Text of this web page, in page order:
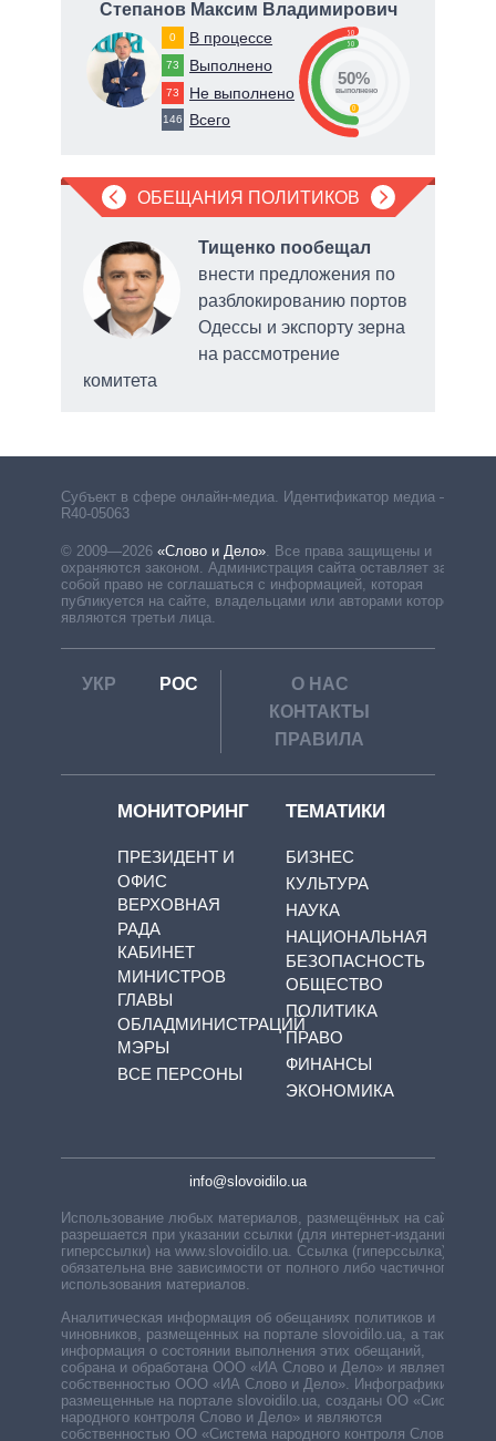
Степанов Максим Владимирович
0 В процессе
73 Выполнено
73 Не выполнено
146 Всего
50
50
0
50%
выполнено
ОБЕЩАНИЯ ПОЛИТИКОВ
Тищенко пообещал
внести предложения по
разблокированию портов
Одессы и экспорту зерна
на рассмотрение
комитета
Субъект в сфере онлайн-медиа. Идентификатор медиа –
R40-05063
© 2009—2026 «Слово и Дело». Все права защищены и
охраняются законом. Администрация сайта оставляет за
собой право не соглашаться с информацией, которая
публикуется на сайте, владельцами или авторами которой
являются третьи лица.
УКР РОС
О НАС
КОНТАКТЫ
ПРАВИЛА
МОНИТОРИНГ
ПРЕЗИДЕНТ И
ОФИС
ВЕРХОВНАЯ
РАДА
КАБИНЕТ
МИНИСТРОВ
ГЛАВЫ
ОБЛАДМИНИСТРАЦИЙ
МЭРЫ
ВСЕ ПЕРСОНЫ
ТЕМАТИКИ
БИЗНЕС
КУЛЬТУРА
НАУКА
НАЦИОНАЛЬНАЯ
БЕЗОПАСНОСТЬ
ОБЩЕСТВО
ПОЛИТИКА
ПРАВО
ФИНАНСЫ
ЭКОНОМИКА
info@slovoidilo.ua
Использование любых материалов, размещённых на сайте,
разрешается при указании ссылки (для интернет-изданий —
гиперссылки) на www.slovoidilo.ua. Ссылка (гиперссылка)
обязательна вне зависимости от полного либо частичного
использования материалов.
Аналитическая информация об обещаниях политиков и
чиновников, размещенных на портале slovoidilo.ua, а также
информация о состоянии выполнения этих обещаний,
собрана и обработана ООО «ИА Слово и Дело» и является
собственностью ООО «ИА Слово и Дело». Инфографики,
размещенные на портале slovoidilo.ua, созданы ОО «Система
народного контроля Слово и Дело» и являются
собственностью ОО «Система народного контроля Слово и